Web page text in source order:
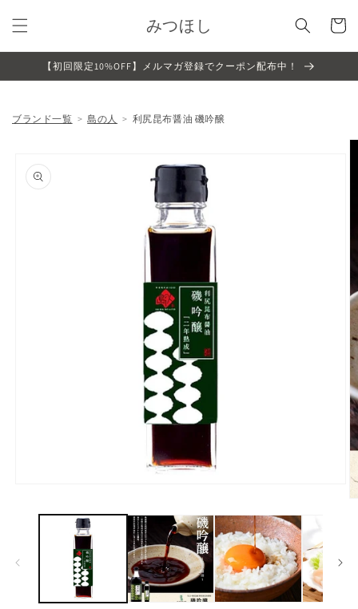
ンツに
進む
みつほし
ー
【初回限定10%OFF】メルマガ登録でクーポン配布中！
ブランド一覧 島の人 利尻昆布醤油 磯吟醸
キップ
メ